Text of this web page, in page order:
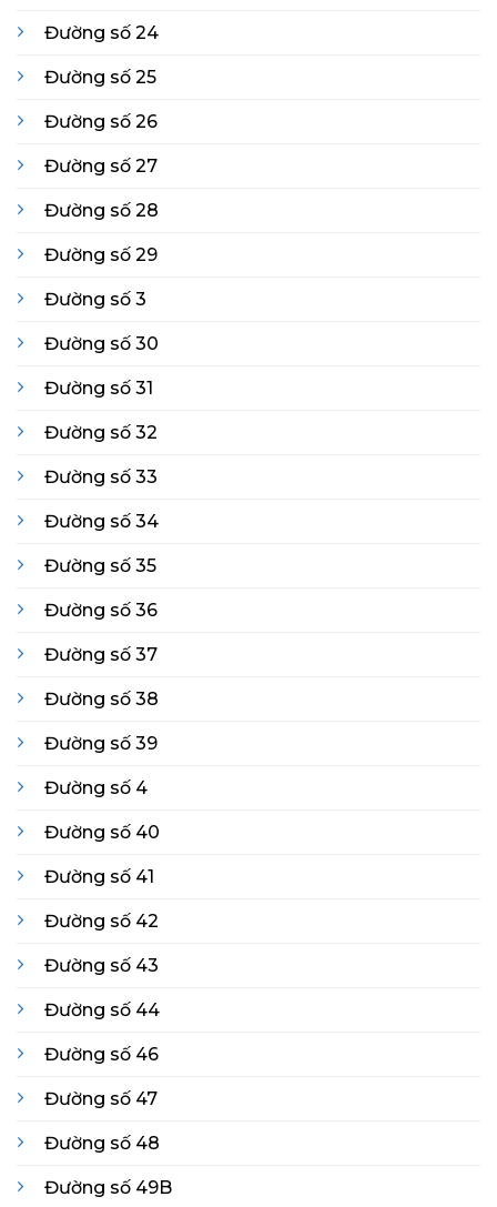
Đường số 24
Đường số 25
Đường số 26
Đường số 27
Đường số 28
Đường số 29
Đường số 3
Đường số 30
Đường số 31
Đường số 32
Đường số 33
Đường số 34
Đường số 35
Đường số 36
Đường số 37
Đường số 38
Đường số 39
Đường số 4
Đường số 40
Đường số 41
Đường số 42
Đường số 43
Đường số 44
Đường số 46
Đường số 47
Đường số 48
Đường số 49B